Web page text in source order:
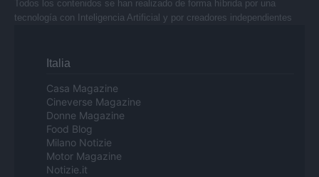
Todos los contenidos se han realizado de forma híbrida por una
tecnología con Inteligencia Artificial y por creadores independientes
Italia
Casa Magazine
Cineverse Magazine
Donne Magazine
Food Blog
Milano Notizie
Motor Magazine
Notizie.it